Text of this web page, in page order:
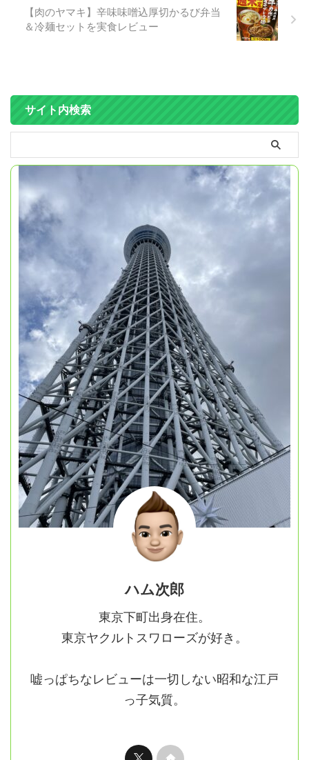
【肉のヤマキ】辛味味噌込厚切かるび弁当
＆冷麺セットを実食レビュー
サイト内検索
ハム次郎
東京下町出身在住。
東京ヤクルトスワローズが好き。
嘘っぱちなレビューは一切しない昭和な江戸
っ子気質。